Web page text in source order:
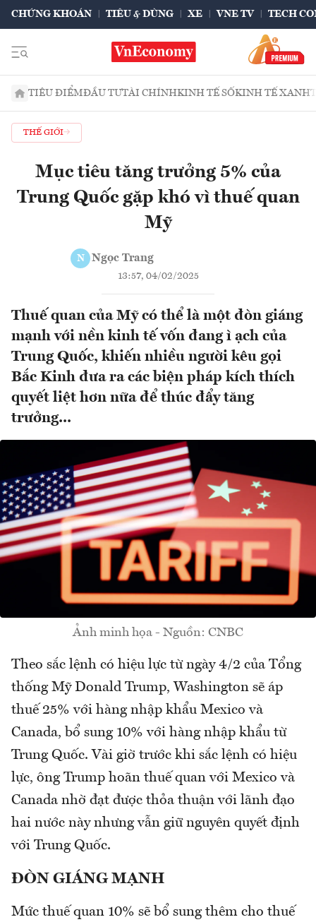
CHỨNG KHOÁN TIÊU & DÙNG XE VNE TV TECH
TIÊU ĐIỂMĐẦU TƯTÀI CHÍNHKINH TẾ SỐKINH TẾ XANH
THẾ GIỚI
Mục tiêu tăng trưởng 5% của
Trung Quốc gặp khó vì thuế quan
Mỹ
N Ngọc Trang
13:57, 04/02/2025
Thuế quan của Mỹ có thể là một đòn giáng
mạnh với nền kinh tế vốn đang ì ạch của
Trung Quốc, khiến nhiều người kêu gọi
Bắc Kinh đưa ra các biện pháp kích thích
quyết liệt hơn nữa để thúc đẩy tăng
trưởng...
Ảnh minh họa - Nguồn: CNBC
Theo sắc lệnh có hiệu lực từ ngày 4/2 của Tổng
thống Mỹ Donald Trump, Washington sẽ áp
thuế 25% với hàng nhập khẩu Mexico và
Canada, bổ sung 10% với hàng nhập khẩu từ
Trung Quốc. Vài giờ trước khi sắc lệnh có hiệu
lực, ông Trump hoãn thuế quan với Mexico và
Canada nhờ đạt được thỏa thuận với lãnh đạo
hai nước này nhưng vẫn giữ nguyên quyết định
với Trung Quốc.
ĐÒN GIÁNG MẠNH
Mức thuế quan 10% sẽ bổ sung thêm cho thuế